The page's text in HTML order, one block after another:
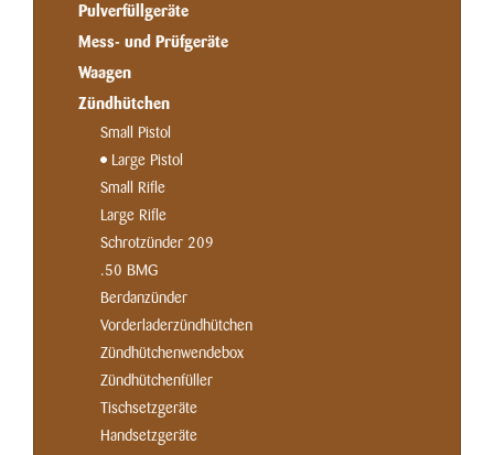
Pulverfüllgeräte
Mess- und Prüfgeräte
Waagen
Zündhütchen
Small Pistol
Large Pistol
Small Rifle
Large Rifle
Schrotzünder 209
.50 BMG
Berdanzünder
Vorderladerzündhütchen
Zündhütchenwendebox
Zündhütchenfüller
Tischsetzgeräte
Handsetzgeräte